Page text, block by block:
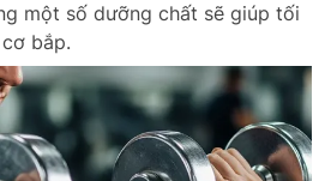
một số dưỡng chất sẽ giúp tối
bắp.